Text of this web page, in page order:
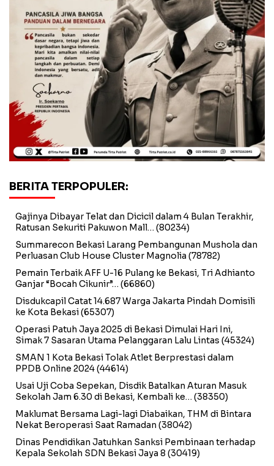
BERITA TERPOPULER:
Gajinya Dibayar Telat dan Dicicil dalam 4 Bulan Terakhir,
Ratusan Sekuriti Pakuwon Mall… (80234)
Summarecon Bekasi Larang Pembangunan Mushola dan
Perluasan Club House Cluster Magnolia (78782)
Pemain Terbaik AFF U-16 Pulang ke Bekasi, Tri Adhianto
Ganjar “Bocah Cikunir”… (66860)
Disdukcapil Catat 14.687 Warga Jakarta Pindah Domisili
ke Kota Bekasi(65307)
Operasi Patuh Jaya 2025 di Bekasi Dimulai Hari Ini,
Simak 7 Sasaran Utama Pelanggaran Lalu Lintas (45324)
SMAN 1 Kota Bekasi Tolak Atlet Berprestasi dalam
PPDB Online 2024(44614)
Usai Uji Coba Sepekan, Disdik Batalkan Aturan Masuk
Sekolah Jam 6.30 di Bekasi, Kembali ke… (38350)
Maklumat Bersama Lagi-lagi Diabaikan, THM di Bintara
Nekat Beroperasi Saat Ramadan (38042)
Dinas Pendidikan Jatuhkan Sanksi Pembinaan terhadap
Kepala Sekolah SDN Bekasi Jaya 8 (30419)